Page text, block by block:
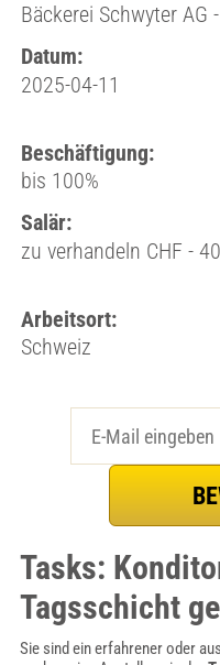
Bäckerei Schwyter AG -
Datum:
2025-04-11
Beschäftigung:
bis 100%
Salär:
zu verhandeln CHF -
Arbeitsort:
Schweiz
Tasks:
Tagsschicht
Sie sind ein erfahrener oder